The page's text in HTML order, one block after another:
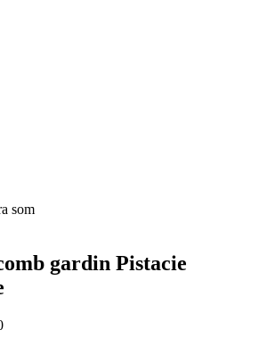
som
gardin Pistacie